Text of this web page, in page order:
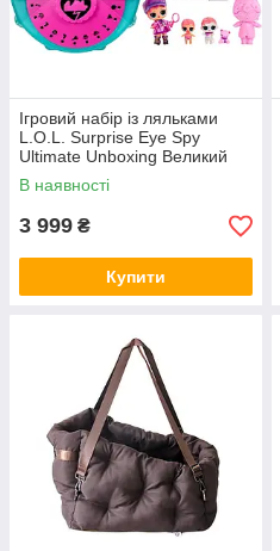
Ігровий набір із ляльками
L.O.L. Surprise Eye Spy
Ultimate Unboxing Великий
сюрприз із загадками
В наявності
3 999 ₴
Купити